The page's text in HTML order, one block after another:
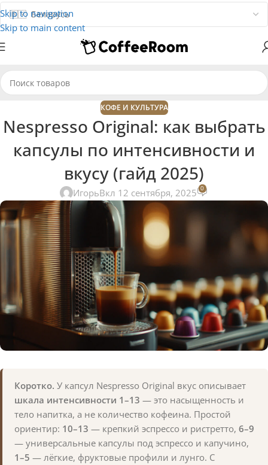
Skip to navigation
Skip to main content
КОФЕ И КУЛЬТУРА
Nespresso Original: как выбрать
капсулы по интенсивности и
вкусу (гайд 2025)
ИгорьВкл 12 сентября, 2025 0
Коротко. У капсул Nespresso Original вкус описывает
шкала интенсивности 1–13 — это насыщенность и
тело напитка, а не количество кофеина. Простой
ориентир: 10–13 — крепкий эспрессо и ристретто, 6–9
— универсальные капсулы под эспрессо и капучино,
1–5 — лёгкие, фруктовые профили и лунго. С